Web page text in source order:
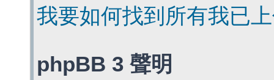
我要如何找到所有我已
phpBB 3 聲明